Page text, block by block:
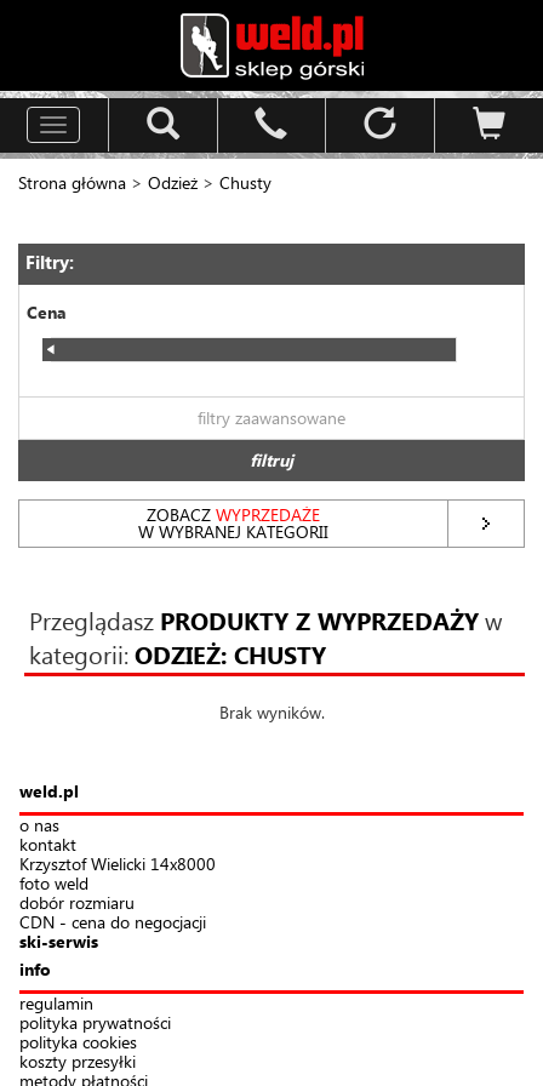
Toggle
navigation
Strona główna > Odzież > Chusty
Filtry:
Cena
filtry zaawansowane
filtruj
ZOBACZWYPRZEDAŻE
W WYBRANEJ KATEGORII
Przeglądasz PRODUKTY Z WYPRZEDAŻYw
kategorii:ODZIEŻ: CHUSTY
Brak wyników.
weld.pl
o nas
kontakt
Krzysztof Wielicki 14x8000
foto weld
dobór rozmiaru
CDN - cena do negocjacji
ski-serwis
info
regulamin
polityka prywatności
polityka cookies
koszty przesyłki
metody płatności